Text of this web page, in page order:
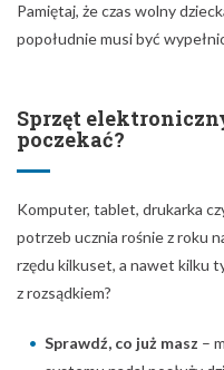
Pamiętaj, że czas wolny
popołudnie musi być
Sprzęt
poczekać?
Komputer, tablet, drukarka
potrzeb ucznia rośnie z roku
rzędu kilkuset, a nawet kilku
z rozsądkiem?
Sprawdź, co już masz –